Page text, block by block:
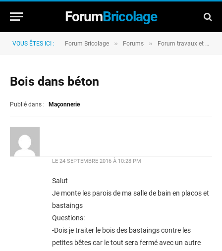
ForumBricolage
VOUS ÊTES ICI : Forum Bricolage » Forums » Forum travaux et rénovation
Bois dans béton
Publié dans : Maçonnerie
LE 24 SEPTEMBRE 2016 À 10:28 PM
Salut
Je monte les parois de ma salle de bain en placos et
bastaings
Questions:
-Dois je traiter le bois des bastaings contre les
petites bêtes car le tout sera fermé avec un autre